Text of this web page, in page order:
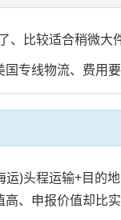
、比较适合稍微
专线物流、费用
运)头程运输+目的
、申报价值却比